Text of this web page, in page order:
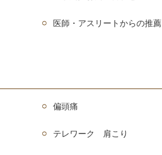
医師・アスリートからの推薦
偏頭痛
テレワーク 肩こり